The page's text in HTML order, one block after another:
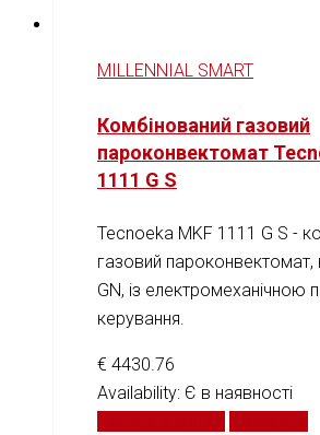
MILLENNIAL SMART
Комбінований газовий
пароконвектомат
1111 G S
Tecnoeka MKF 1111 G S -
газовий пароконвектомат,
GN, із електромеханічною
керування.
€ 4430.76
Availability: Є в наявності